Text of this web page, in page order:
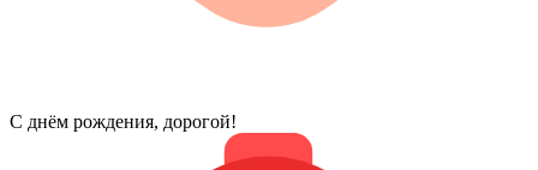
С днём рождения, дорогой!